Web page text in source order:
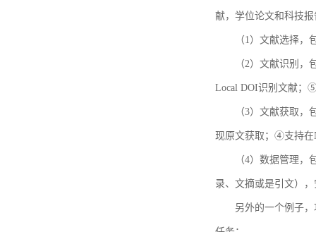
献，学位论文和科技
（1）文献选择
（2）文献识别
Local DOI识别文献；
（3）文献获取
现原文获取；④支持在
（4）数据管理
录、文摘或是引文）
另外的一个例子，